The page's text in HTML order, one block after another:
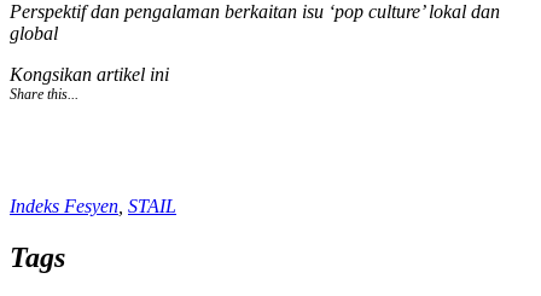
Perspektif dan pengalaman berkaitan isu ‘pop culture’ lokal dan
global
Kongsikan artikel ini
Share this...
Indeks Fesyen STAIL
Tags